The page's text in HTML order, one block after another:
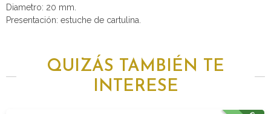
Diametro: 20 mm.
Presentación: estuche de cartulina.
QUIZÁS TAMBIÉN TE
INTERESE